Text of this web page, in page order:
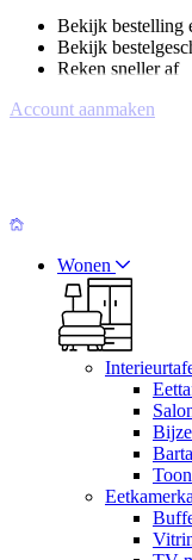
Bekijk bestelling
Bekijk
Reken sneller af
Account aanmaken
Wonen